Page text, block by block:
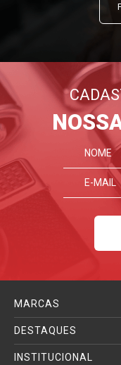
MARCAS
DESTAQUES
INSTITUCIONAL